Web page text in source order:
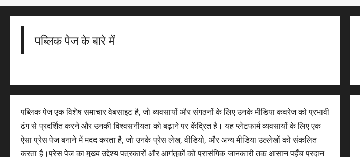
पब्लिक पेज के बारे में
पब्लिक पेज एक विशेष समाचार वेबसाइट है, जो व्यवसायों और संगठनों के लिए उनके मीडिया कवरेज को प्रभावी
ढंग से प्रदर्शित करने और उनकी विश्वसनीयता को बढ़ाने पर केंद्रित है। यह प्लेटफार्म व्यवसायों के लिए एक
ऐसा प्रेस पेज बनाने में मदद करता है, जो उनके प्रेस लेख, वीडियो, और अन्य मीडिया उल्लेखों को संकलित
करता है।प्रेस पेज का मुख्य उद्देश्य पत्रकारों और आगंतुकों को प्रासंगिक जानकारी तक आसान पहुँच प्रदान